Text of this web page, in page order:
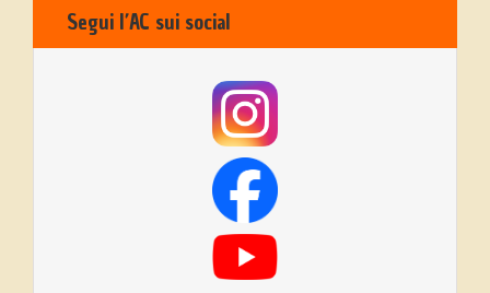
Segui l’AC sui social